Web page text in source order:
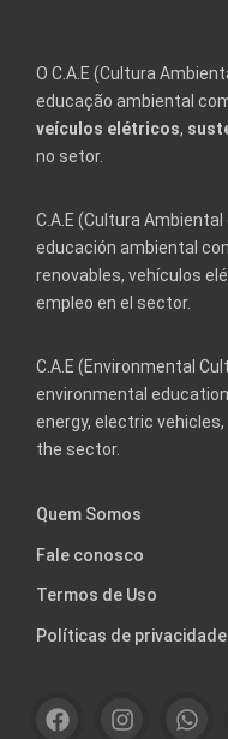
O C.A.E (Cultura
educação ambiental
veículos elétricos,
no setor.
C.A.E (Cultura
educación ambiental
renovables, vehículos
empleo en el sector.
C.A.E (Environmental
environmental
energy, electric
the sector.
Quem Somos
Fale conosco
Termos de Uso
Políticas de privacidade